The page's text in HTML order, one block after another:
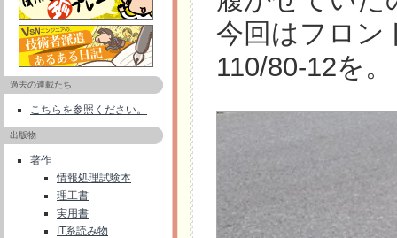
過去の連載たち
こちらを参照ください。
出版物
著作
情報処理試験本
理工書
実用書
IT系読み物
今回はフロン
110/80-12を。